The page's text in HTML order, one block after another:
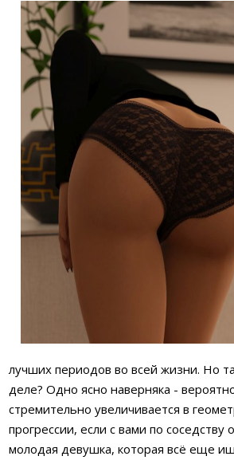
лучших периодов во всей жизни. Но
деле? Одно ясно наверняка -
стремительно увеличивается в
прогрессии, если с вами по соседству
молодая девушка, которая всё еще